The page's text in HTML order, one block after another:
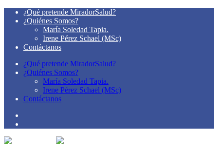
¿Qué pretende MiradorSalud?
¿Quiénes Somos?
María Soledad Tapia.
Irene Pérez Schael (MSc)
Contáctanos
¿Qué pretende MiradorSalud?
¿Quiénes Somos?
María Soledad Tapia.
Irene Pérez Schael (MSc)
Contáctanos